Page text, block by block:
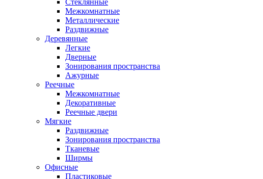
Стеклянные
Межкомнатные
Металлические
Раздвижные
Деревянные
Легкие
Дверные
Зонирования пространства
Ажурные
Реечные
Межкомнатные
Декоративные
Реечные двери
Мягкие
Раздвижные
Зонирования пространства
Тканевые
Ширмы
Офисные
Пластиковые